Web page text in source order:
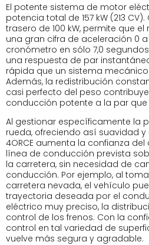
El potente sistema de motor
potencia total de 157 kW (213
trasero de 100 kW, permite que
una gran cifra de aceleración 0
cronómetro en sólo 7,0
una respuesta de par
rápida que un sistema
Además, la redistribución
casi perfecto del peso
conducción potente a la par que
Al gestionar específicamente la
rueda, ofreciendo así suavidad
4ORCE aumenta la confianza
línea de conducción prevista
la carretera, sin necesidad de
conducción. Por ejemplo, al
carretera nevada, el vehículo
trayectoria deseada por el
eléctrico muy preciso, la
control de los frenos. Con la
control en tal variedad de
vuelve más segura y agradable.